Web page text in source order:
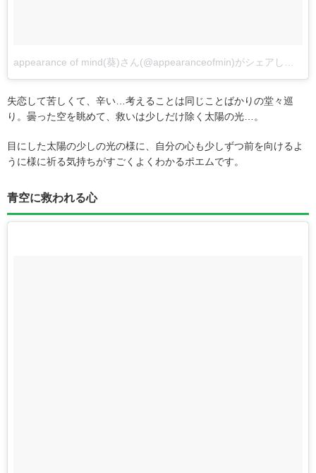
失恋して苦しくて、辛い…考えることは同じことばかりの堂々巡
り。曇った空を眺めて、救いは少しだけ除く太陽の光…。
目にした太陽の少しの光の様に、自分の心も少しずつ前を向けるよ
うに様に祈る気持ちがすごくよくわかるポエムです。
青空に救われる心